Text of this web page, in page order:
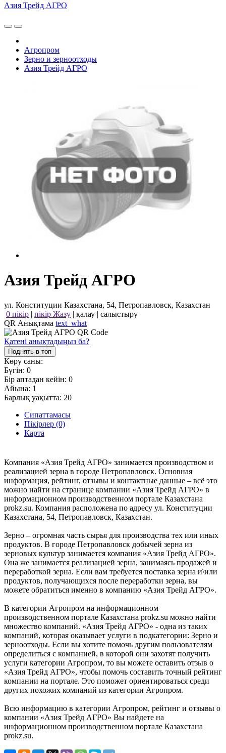
Азия Трейд АГРО
Агропром
Зерно и зерноотходы
Азия Трейд АГРО
Азия Трейд АГРО
ул. Конституции Казахстана, 54, Петропавловск, Казахстан
0 пікір | пікір Жазу | қалау | салыстыру
QR Анықтама text_what
Қатені анықтадыңыз ба?
Поднять в топ
Көру саны:
Бүгін: 0
Бір аптадан кейін: 0
Айына: 1
Барлық уақытта: 20
Сипаттамасы
Пікірлер (0)
Карта
Компания «Азия Трейд АГРО» занимается производством и
реализацией зерна в городе Петропавловск. Основная
информация, рейтинг, отзывы и контактные данные – всё это
можно найти на странице компании «Азия Трейд АГРО» в
информационном производственном портале Казахстана
prokz.su. Компания расположена по адресу ул. Конституции
Казахстана, 54, Петропавловск, Казахстан.
Зерно – огромная часть сырья для производства тех или иных
продуктов. В городе Петропавловск добычей зерна из
зерновых культур занимается компания «Азия Трейд АГРО».
Она же занимается реализацией зерна, занимаясь продажей и
переработкой зерна. Если вам требуется поставка зерна и\или
продуктов, получающихся после переработки зерна, вы
можете обратиться именно в компанию «Азия Трейд АГРО».
В категории Агропром на информационном
производственном портале Казахстана prokz.su можно найти
множество компаний. «Азия Трейд АГРО» - одна из таких
компаний, которая оказывает услуги в подкатегории: Зерно и
зерноотходы. Если вы хотите помочь другим пользователям
определиться с компанией, в которой они захотят получить
услуги категории Агропром, то вы можете оставить отзыв о
«Азия Трейд АГРО», чтобы помочь составить точный рейтинг
компании на портале. Это поможет ориентироваться среди
других похожих компаний из категории Агропром.
Всю информацию в категории Агропром, рейтинг и отзывы о
компании «Азия Трейд АГРО» Вы найдете на
информационном производственном портале Казахстана
prokz.su.